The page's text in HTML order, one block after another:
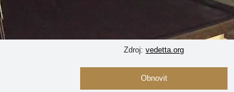
Zdroj: vedetta.org
Obnovit